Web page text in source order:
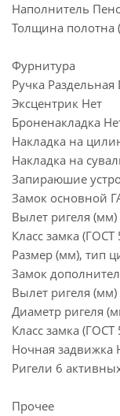
Наполнитель
Толщина полотна
Фурнитура
Ручка Раздельная
Эксцентрик Нет
Броненакладка
Накладка на
Накладка на
Запираюшие
Замок основной
Вылет ригеля (мм)
Класс замка
Размер (мм), тип
Замок
Вылет ригеля (мм)
Диаметр ригеля
Класс замка
Ночная задвижка
Ригели 6
Прочее